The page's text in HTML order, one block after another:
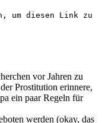
um diesen Link zu
vor Jahren zu
Prostitution erinnere,
ein paar Regeln für
werden (okay, das